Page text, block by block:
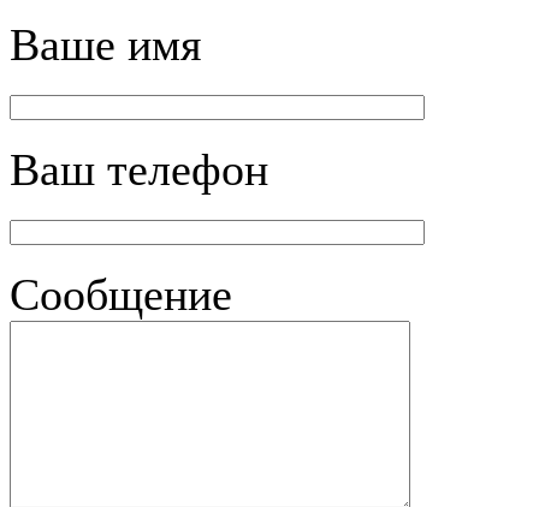
Ваше имя
Ваш телефон
Сообщение